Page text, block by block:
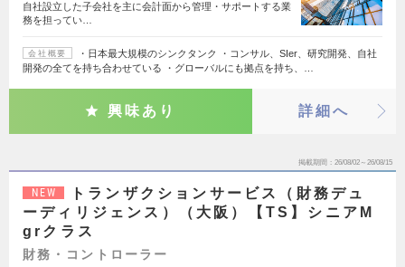
自社設立した子会社を主に会計面から管理・サポートする業
務を担ってい…
会社概要
・日本最大規模のシンクタンク ・コンサル、SIer、研究開発、自社
開発の全てを持ち合わせている ・グローバルにも拠点を持ち、…
興味あり 詳細へ
掲載期間 26/08/02～26/08/15
NEW
トランザクションサービス（財務デュ
ーディリジェンス）（大阪）【TS】シニアM
grクラス
財務・コントローラー